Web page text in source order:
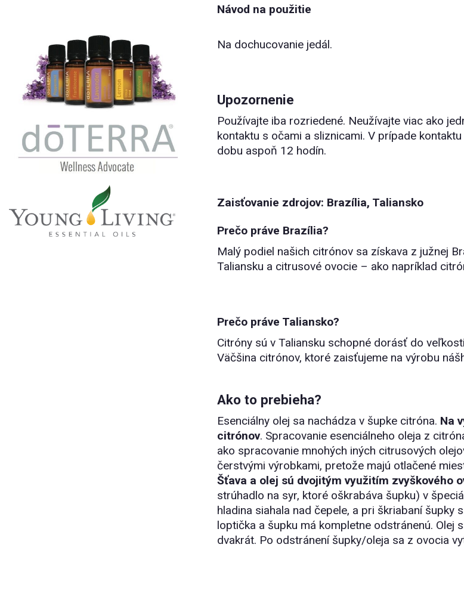
Návod na použitie
Na dochucovanie jedál.
Upozornenie
Používajte iba rozriedené. Neužívajte viac ako
kontaktu s očami a sliznicami. V prípade
dobu aspoň 12 hodín.
Zaisťovanie zdrojov: Brazília, Taliansko
Prečo práve Brazília?
Malý podiel našich citrónov sa získava z južnej
Taliansku a citrusové ovocie – ako napríklad
Prečo práve Taliansko?
Citróny sú v Taliansku schopné dorásť do
Väčšina citrónov, ktoré zaisťujeme na výrobu
Ako to prebieha?
Esenciálny olej sa nachádza v šupke citróna. Na
citrónov. Spracovanie esenciálneho oleja z
ako spracovanie mnohých iných citrusových
čerstvými výrobkami, pretože majú otlačené
Šťava a olej sú dvojitým využitím zvyškového
strúhadlo na syr, ktoré oškrabáva šupku) v
hladina siahala nad čepele, a pri škriabaní
loptička a šupku má kompletne odstránenú.
dvakrát. Po odstránení šupky/oleja sa z ovocia